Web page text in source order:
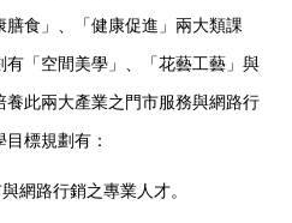
膳食」、「健康促進」兩大類課
「空間美學」、「花藝工藝」與
養此兩大產業之門市服務與網路行
標規劃有：
網路行銷之專業人才。